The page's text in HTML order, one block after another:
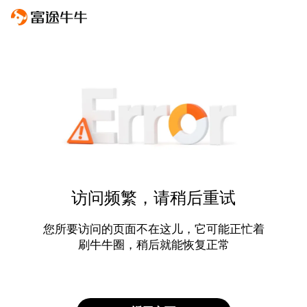
访问频繁，请稍后重试
您所要访问的页面不在这儿，它可能正忙着
刷牛牛圈，稍后就能恢复正常